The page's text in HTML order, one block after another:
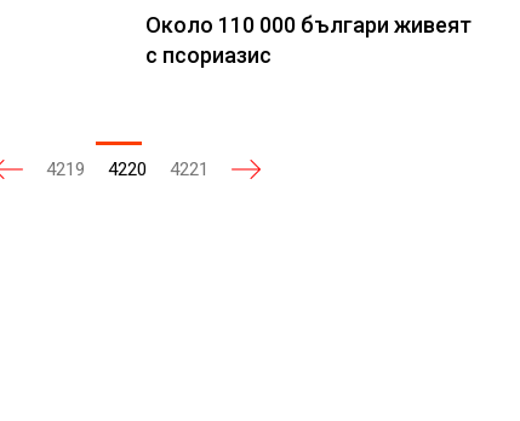
Около 110 000 българи живеят
с псориазис
4219 4220 4221